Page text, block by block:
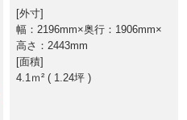
外寸
幅：2196mm×奥行：1906mm×
高さ：2443mm
面積
4.1ｍ² ( 1.24坪 )